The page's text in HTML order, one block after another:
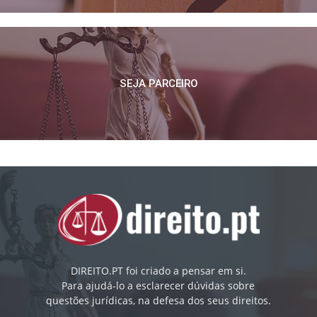
SEJA PARCEIRO
DIREITO.PT foi criado a pensar em si.
Para ajudá-lo a esclarecer dúvidas sobre
questões jurídicas, na defesa dos seus direitos.